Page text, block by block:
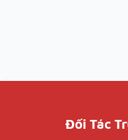
Đối Tác